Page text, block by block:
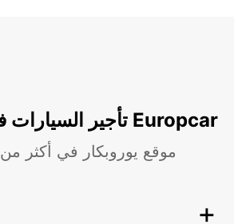
تأجير السيارات في أبو ظبي مع Europcar
موقع يوروبكار في أكثر من